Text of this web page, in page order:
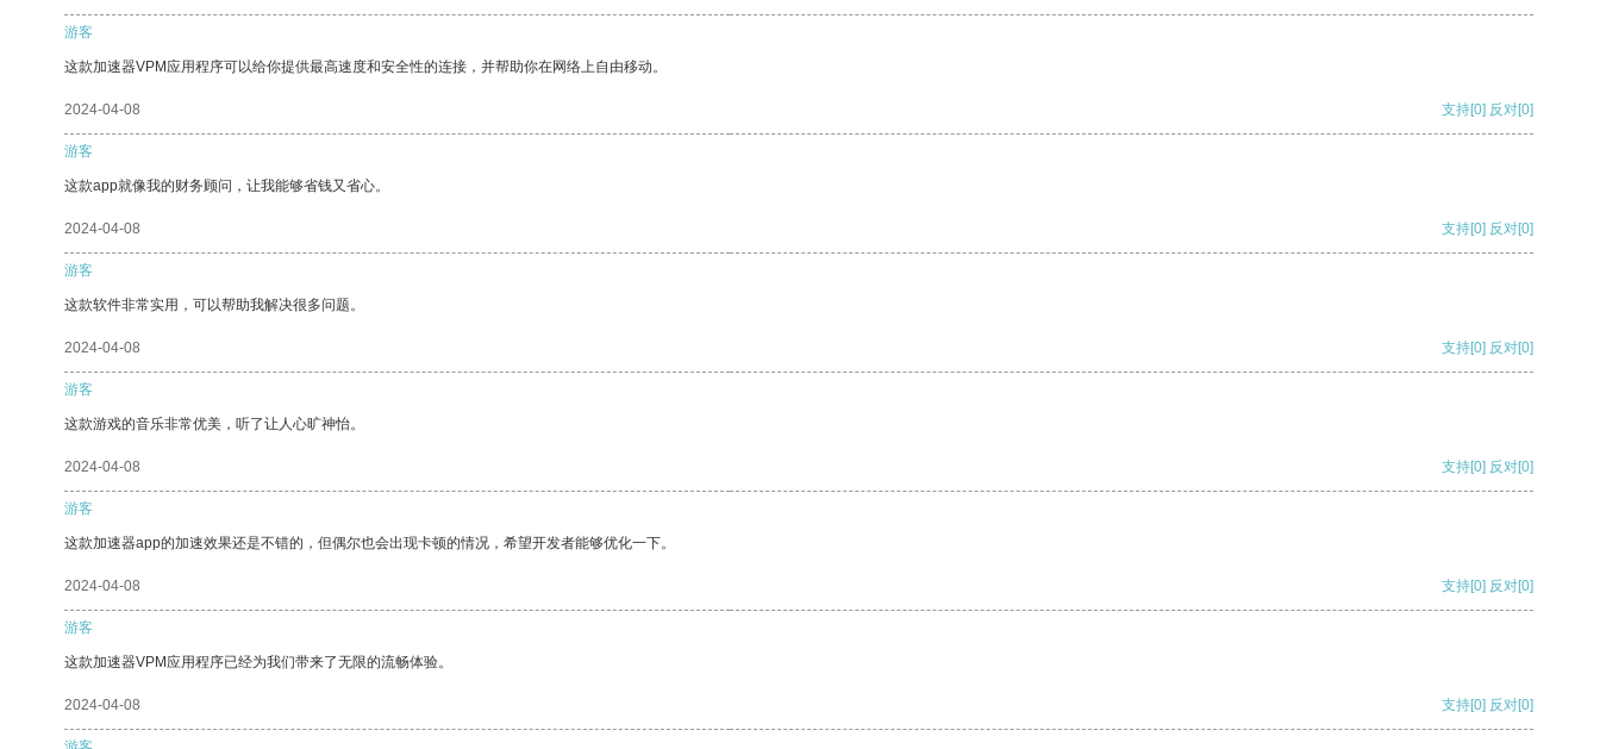
游客
这款加速器VPM应用程序可以给你提供最高速度和安全性的连接，并帮助你在网络上自由移动。
2024-04-08 支持[0] 反对[0]
游客
这款app就像我的财务顾问，让我能够省钱又省心。
2024-04-08 支持[0] 反对[0]
游客
这款软件非常实用，可以帮助我解决很多问题。
2024-04-08 支持[0] 反对[0]
游客
这款游戏的音乐非常优美，听了让人心旷神怡。
2024-04-08 支持[0] 反对[0]
游客
这款加速器app的加速效果还是不错的，但偶尔也会出现卡顿的情况，希望开发者能够优化一下。
2024-04-08 支持[0] 反对[0]
游客
这款加速器VPM应用程序已经为我们带来了无限的流畅体验。
2024-04-08 支持[0] 反对[0]